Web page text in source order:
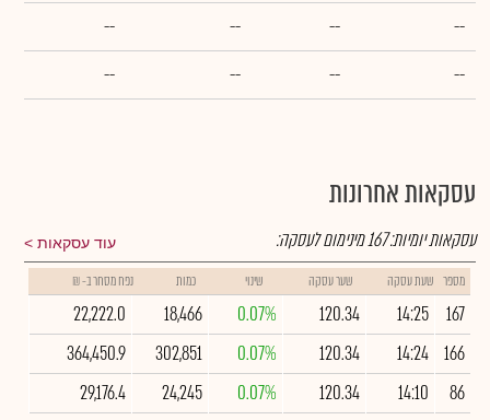
--
--
--
--
--
--
--
--
עסקאות אחרונות
עוד עסקאות עסקאות יומיות:167מינימום לעסקה:
מספר שעת עסקה שער עסקה שינוי כמות נפח מסחר ב- ₪
167
14:25
120.34
0.07%
18,466
22,222.0
166
14:24
120.34
0.07%
302,851
364,450.9
86
14:10
120.34
0.07%
24,245
29,176.4